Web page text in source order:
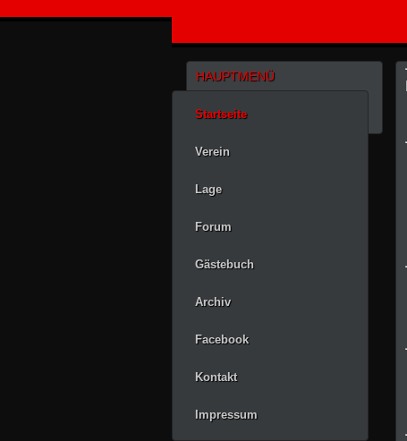
HAUPTMENÜ
Startseite
Verein
Lage
Forum
Gästebuch
Archiv
Facebook
Kontakt
Impressum